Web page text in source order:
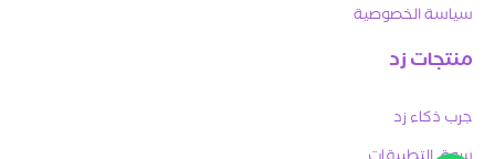
سياسة الخصوصية
منتجات زد
جرب ذكاء زد